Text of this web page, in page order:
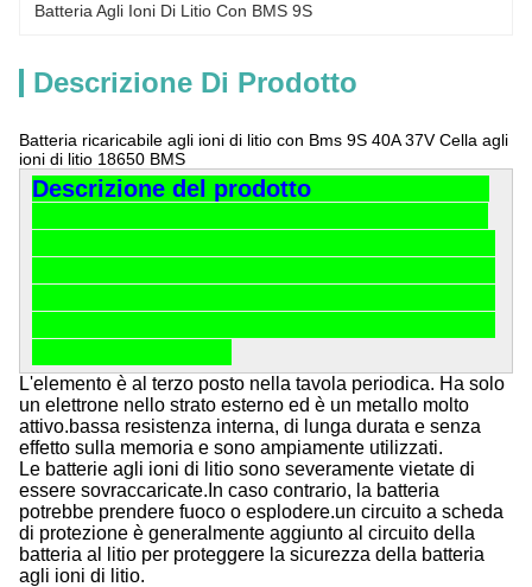
Batteria Agli Ioni Di Litio Con BMS 9S
Descrizione Di Prodotto
Batteria ricaricabile agli ioni di litio con Bms 9S 40A 37V Cella agli
ioni di litio 18650 BMS
Descrizione del prodotto
L'elemento è al terzo posto nella tavola periodica. Ha solo
un elettrone nello strato esterno ed è un metallo molto
attivo.bassa resistenza interna, di lunga durata e senza
effetto sulla memoria e sono ampiamente utilizzati.
Le batterie agli ioni di litio sono severamente vietate di
essere sovraccaricate. In caso contrario, la batteria
potrebbe prendere fuoco o esplodere.un circuito a scheda
di protezione è generalmente aggiunto al circuito della
batteria al litio per proteggere la sicurezza della batteria
agli ioni di litio.